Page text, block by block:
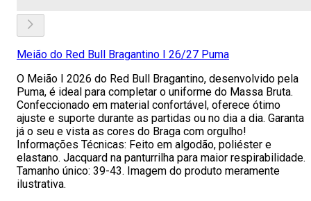
Meião do Red Bull Bragantino I 26/27 Puma
O Meião I 2026 do Red Bull Bragantino, desenvolvido pela
Puma, é ideal para completar o uniforme do Massa Bruta.
Confeccionado em material confortável, oferece ótimo
ajuste e suporte durante as partidas ou no dia a dia. Garanta
já o seu e vista as cores do Braga com orgulho!
Informações Técnicas: Feito em algodão, poliéster e
elastano. Jacquard na panturrilha para maior respirabilidade.
Tamanho único: 39-43. Imagem do produto meramente
ilustrativa.